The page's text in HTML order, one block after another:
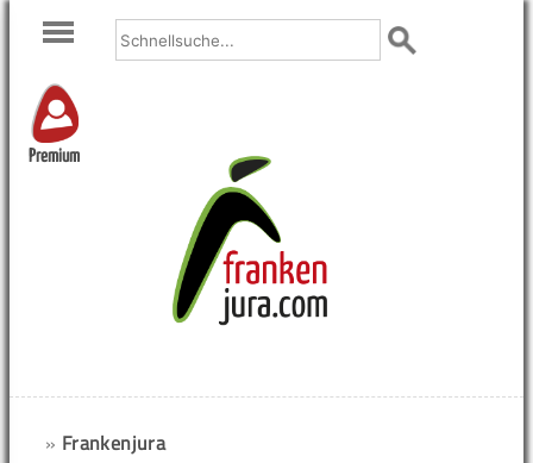
Premium
» Frankenjura